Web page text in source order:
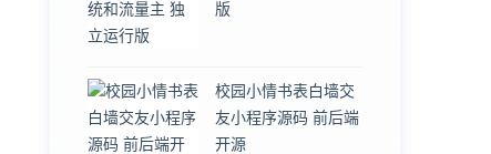
版
校园小情书表白墙交
友小程序源码 前后端
开源